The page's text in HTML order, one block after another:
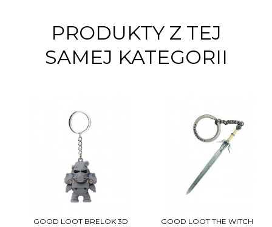
PRODUKTY Z TEJ
SAMEJ KATEGORII
GOOD LOOT BRELOK 3D
GOOD LOOT THE WITCHER 3